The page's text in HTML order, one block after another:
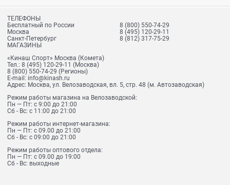
ТЕЛЕФОНЫ
Бесплатный по России
8 (800) 550-74-29
Москва
8 (495) 120-29-11
Санкт-Петербург
8 (812) 317-75-29
МАГАЗИНЫ
«Кинаш Спорт» Москва (Комета)
Тел.: 8 (495) 120-29-11 (Москва)
8 (800) 550-74-29 (Регионы)
E-mail: info@kinash.ru
Адрес: Москва, ул. Велозаводская, вл. 5, стр. 48 (м. Автозаводская)
Режим работы магазина на Велозаводской:
Пн — Пт: с 9:00 до 21:00
Сб - Вс: с 11:00 до 21:00
Режим работы интернет-магазина:
Пн — Пт: с 09.00 до 21:00
Сб - Вс: с 09:00 до 21:00
Режим работы оптового отдела:
Пн — Пт: с 09.00 до 19:00
Сб - Вс: выходные